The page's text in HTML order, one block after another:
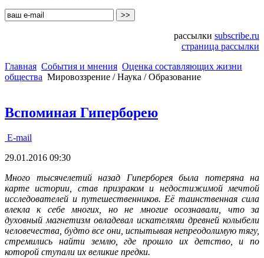
рассылки subscribe.ru
страница рассылки
Главная События и мнения Оценка составляющих жизни
общества Мировоззрение / Наука / Образование
Вспоминая Гиперборею
E-mail
29.01.2016 09:30
Много тысячелетий назад Гиперборея была потеряна на
карте истории, став призраком и недостижимой мечтой
исследователей и путешественников. Её таинственная сила
влекла к себе многих, но не многие осознавали, что за
духовный магнетизм овладевал искателями древней колыбели
человечества, будто все они, испытывая непреодолимую тягу,
стремились найти землю, где прошло их детство, и по
которой ступали их великие предки.